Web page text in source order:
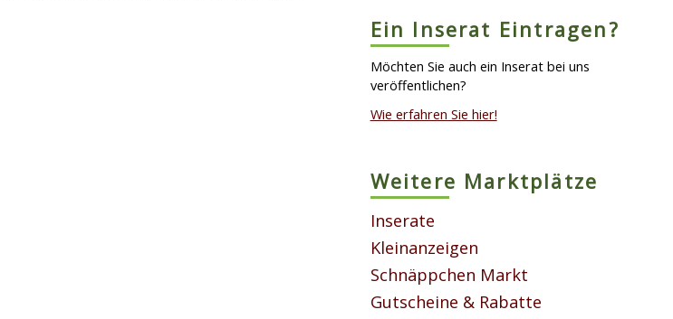
Ein Inserat Eintragen?
Möchten Sie auch ein Inserat bei uns
veröffentlichen?
Wie erfahren Sie hier!
Weitere Marktplätze
Inserate
Kleinanzeigen
Schnäppchen Markt
Gutscheine & Rabatte